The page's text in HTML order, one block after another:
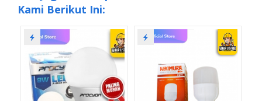
Kami Berikut Ini: